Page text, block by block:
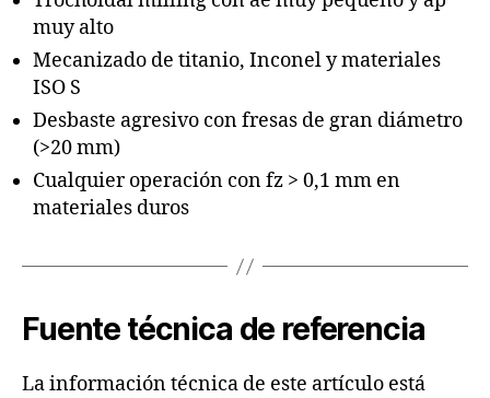
muy alto
Mecanizado de titanio, Inconel y materiales
ISO S
Desbaste agresivo con fresas de gran diámetro
(>20 mm)
Cualquier operación con fz > 0,1 mm en
materiales duros
Fuente técnica de referencia
La información técnica de este artículo está